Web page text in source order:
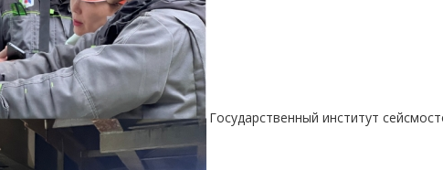
Государственный институт